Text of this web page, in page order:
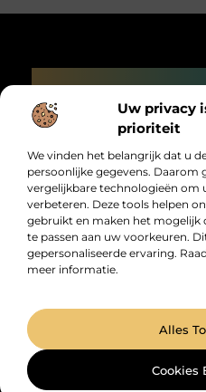
Uw privacy
prioriteit
We vinden het belangrijk dat u
persoonlijke gegevens. Daarom
vergelijkbare technologieën om
verbeteren. Deze tools helpen
gebruikt en maken het mogelijk
te passen aan uw voorkeuren.
gepersonaliseerde ervaring.
meer informatie.
Alles
Cookies
Bericht categorie
Digitalk.nl –
@2025 All Right Reserved.